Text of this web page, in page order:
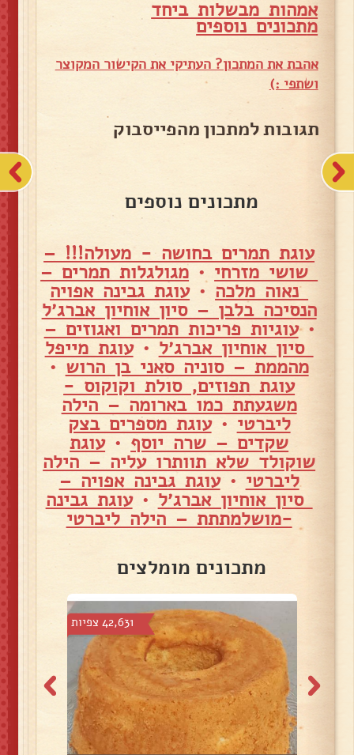
אמהות מבשלות ביחד
מתכונים נוספים
אהבת את המתכון? העתיקי את הקישור המקוצר
ושתפי :)
תגובות למתכון מהפייסבוק
מתכונים נוספים
עוגת תמרים בחושה - מעולה!!! –
שושי מזרחי • מגולגלות תמרים –
נאוה מלכה •עוגת גבינה אפויה
הנסיכה בלבן – סיון אוחיון אברג׳ל
•עוגיות פריכות תמרים ואגוזים –
סיון אוחיון אברג׳ל •עוגת מייפל
מהממת – סוניה סאני בן הרוש •
עוגת תפוזים, סולת וקוקוס -
משגעתת כמו בארומה – הילה
ליברטי •עוגת מספרים בצק
שקדים – שרה יוסף •עוגת
שוקולד שלא תוותרו עליה – הילה
ליברטי •עוגת גבינה אפויה –
סיון אוחיון אברג׳ל •עוגת גבינה
-מושלמתתת – הילה ליברטי
מתכונים מומלצים
42,631 צפיות